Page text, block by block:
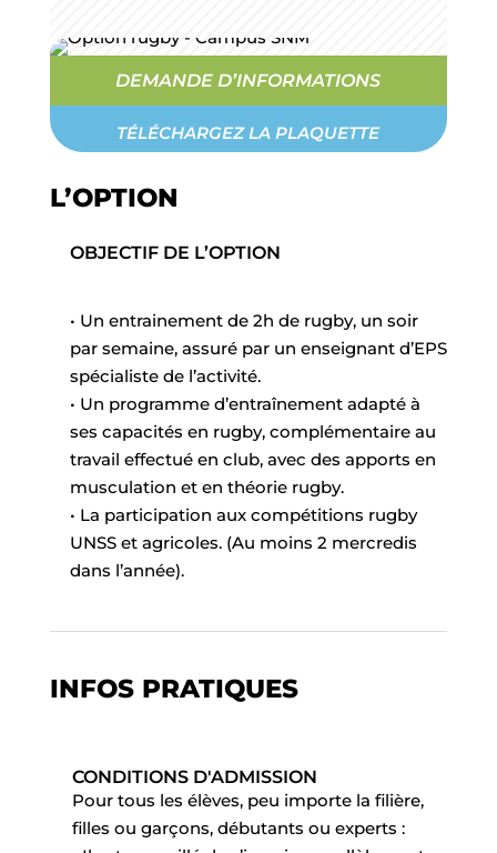
DEMANDE D’INFORMATIONS
TÉLÉCHARGEZ LA PLAQUETTE
L’OPTION
OBJECTIF DE L’OPTION
• Un entrainement de 2h de rugby, un soir
par semaine, assuré par un enseignant d’EPS
spécialiste de l’activité.
• Un programme d’entraînement adapté à
ses capacités en rugby, complémentaire au
travail effectué en club, avec des apports en
musculation et en théorie rugby.
• La participation aux compétitions rugby
UNSS et agricoles. (Au moins 2 mercredis
dans l’année).
INFOS PRATIQUES
CONDITIONS D'ADMISSION
Pour tous les élèves, peu importe la filière,
filles ou garçons, débutants ou experts :